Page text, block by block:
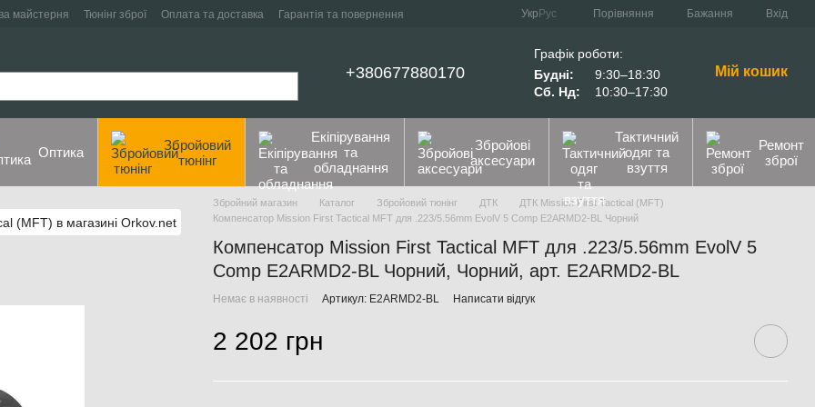
майстерня Тюнінг зброї Оплата та доставка
Гарантія та повернення
Укр Рус Порівняння Бажання Вхід
+380677880170
Графік роботи:
Будні:
9:30–18:30
Сб. Нд:
10:30–17:30
Мій кошик
Оптика
Збройовий
тюнінг
Екіпірування
та
обладнання
Збройові
аксесуари
Тактичний
одяг та
взуття
Ремонт
зброї
Збройний магазин Каталог Збройовий тюнінг ДТК
ДТК Mission First Tactical (MFT)
Компенсатор Mission First Tactical MFT для .223/5.56mm EvolV 5 Comp E2ARMD2-BL Чорний
Компенсатор Mission First Tactical MFT для .223/5.56mm EvolV 5
Comp E2ARMD2-BL Чорний, Чорний, арт. E2ARMD2-BL
Немає в наявності Артикул: E2ARMD2-BL Написати відгук
2 202 грн